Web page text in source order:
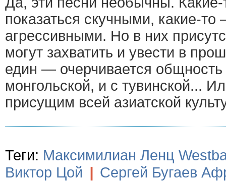
показаться скучными, какие-то
агрессивными. Но в них
могут захватить и увести в
един — очерчивается общность
монгольской, и с тувинской...
присущим всей азиатской
Теги: Максимилиан Ленц
Виктор Цой | Сергей Бугаев